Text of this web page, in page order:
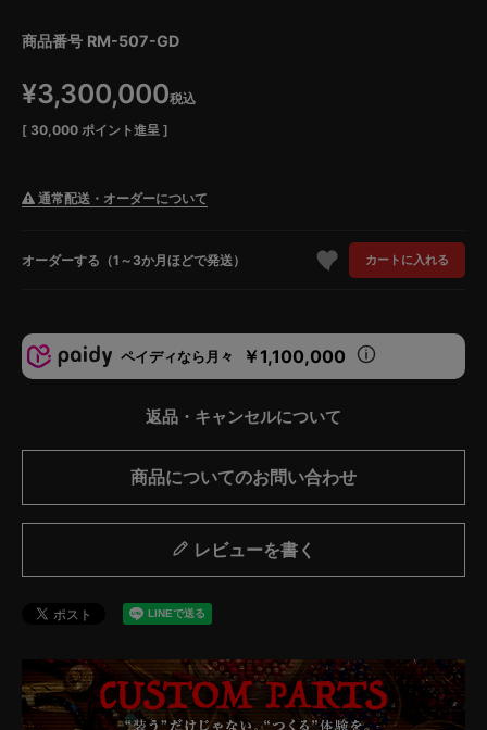
商品番号 RM-507-GD
¥3,300,000税込
[ 30,000 ポイント進呈 ]
通常配送・オーダーについて
オーダーする（1～3か月ほどで発送） カートに入れる
ペイディなら月々 ￥1,100,000
返品・キャンセルについて
商品についてのお問い合わせ
レビューを書く